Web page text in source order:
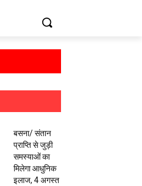
बसना/ संतान
प्राप्ति से जुड़ी
समस्याओं का
मिलेगा आधुनिक
इलाज, 4 अगस्त